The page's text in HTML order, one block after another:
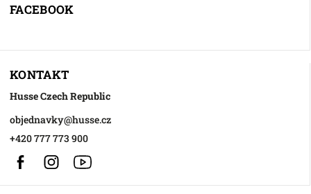
FACEBOOK
KONTAKT
Husse Czech Republic
objednavky@husse.cz
+420 777 773 900
FacebookInstagram